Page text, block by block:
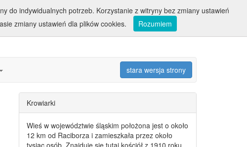
stara wersja strony
Krowiarki
Wieś w województwie śląskim położona jest o około
12 km od Raciborza i zamieszkała przez około
tysiąc osób. Znajduje się tutaj kościół z 1910 roku
do indywidualnych potrzeb. Korzystanie z witryny bez zmiany ustawień
zmiany ustawień dla plików cookies.
Rozumiem